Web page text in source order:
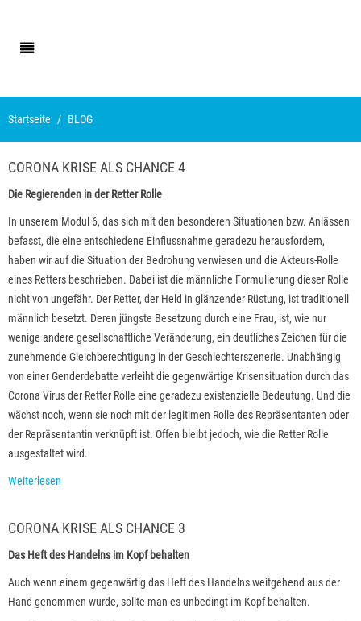
Startseite BLOG
CORONA KRISE ALS CHANCE 4
Die Regierenden in der Retter Rolle
In unserem Modul 6, das sich mit den besonderen Situationen bzw. Anlässen
befasst, die eine entschiedene Einflussnahme geradezu herausfordern,
haben wir auf die Situation der Bedrohung verwiesen und die Akteurs-Rolle
eines Retters beschrieben. Dabei ist die männliche Formulierung dieser Rolle
nicht von ungefähr. Der Retter, der Held in glänzender Rüstung, ist traditionell
männlich besetzt. Deren jüngste Besetzung durch eine Frau, ist, wie nur
wenige andere gesellschaftliche Veränderung, ein deutliches Zeichen für die
zunehmende Gleichberechtigung in der Geschlechterszenerie. Unabhängig
von einer Genderdebatte verleiht die gegenwärtige Krisensituation durch das
Corona Virus der Retter Rolle eine geradezu existenzielle Bedeutung. Und die
wächst noch, wenn sie noch mit der legitimen Rolle des Repräsentanten oder
der Repräsentantin verknüpft ist. Offen bleibt jedoch, wie die Retter Rolle
ausgestaltet wird.
Weiterlesen
CORONA KRISE ALS CHANCE 3
Das Heft des Handelns im Kopf behalten
Auch wenn einem gegenwärtig das Heft des Handelns weitgehend aus der
Hand genommen wurde, sollte man es unbedingt im Kopf behalten.